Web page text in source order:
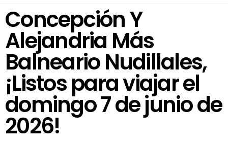
Concepción Y
Alejandria Más
Balneario Nudillales,
¡Listos para viajar el
domingo 7 de junio de
2026!